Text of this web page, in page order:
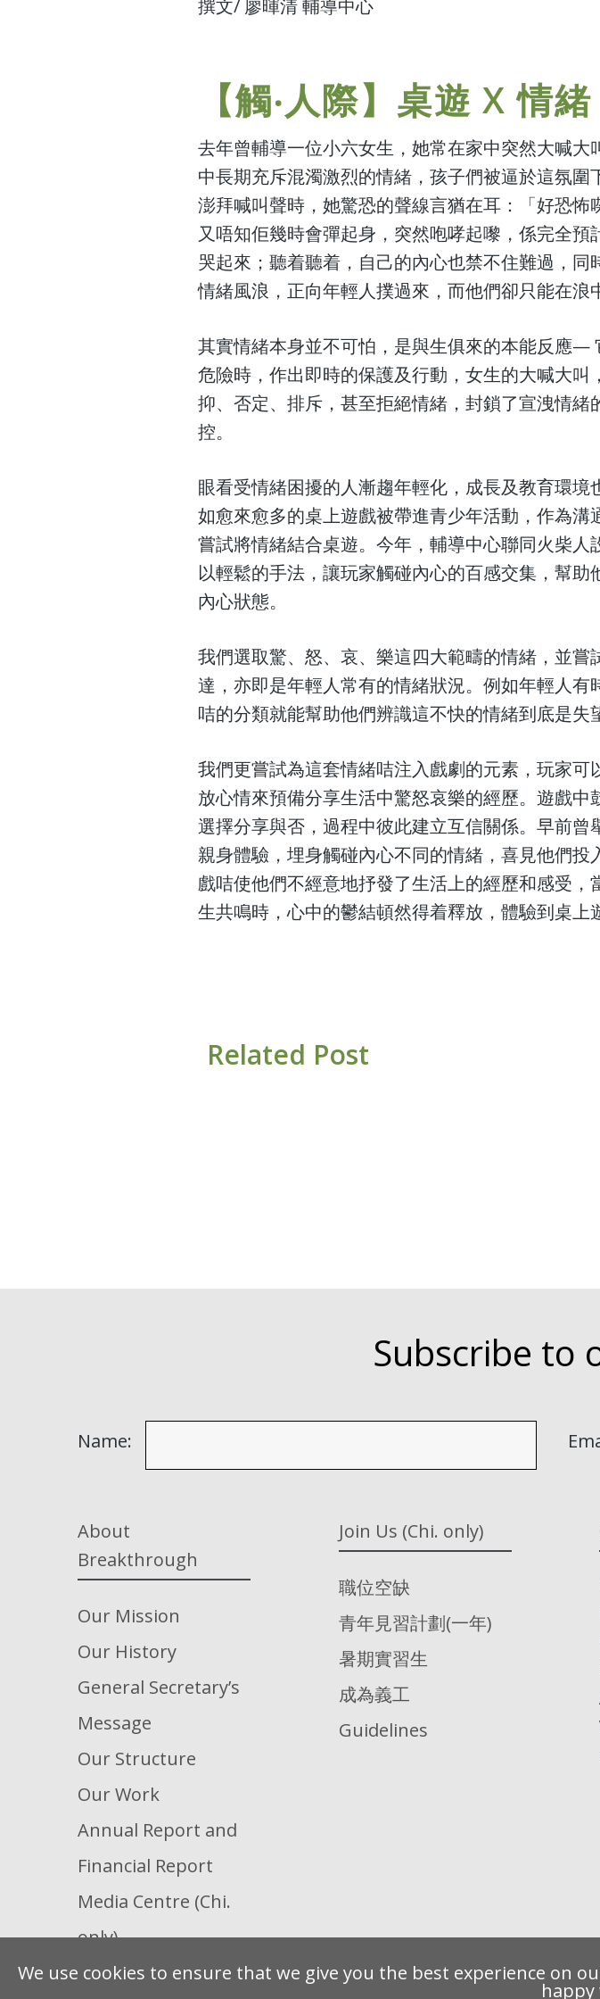
撰文/ 廖暉清 輔導中心
【觸‧人際】桌遊 X 情緒
去年曾輔導一位小六女生，她常在家中突然大喊
中長期充斥混濁激烈的情緒，孩子們被逼於這氛
澎拜喊叫聲時，她驚恐的聲線言猶在耳：「好恐
又唔知佢幾時會彈起身，突然咆哮起嚟，係完全
哭起來；聽着聽着，自己的內心也禁不住難過，
情緒風浪，正向年輕人撲過來，而他們卻只能在浪
其實情緒本身並不可怕，是與生俱來的本能反應—
危險時，作出即時的保護及行動，女生的大喊大
抑、否定、排斥，甚至拒絕情緒，封鎖了宣洩情
控。
眼看受情緒困擾的人漸趨年輕化，成長及教育環
如愈來愈多的桌上遊戲被帶進青少年活動，作為
嘗試將情緒結合桌遊。今年，輔導中心聯同火柴
以輕鬆的手法，讓玩家觸碰內心的百感交集，幫
內心狀態。
我們選取驚、怒、哀、樂這四大範疇的情緒，並
達，亦即是年輕人常有的情緒狀況。例如年輕人
咭的分類就能幫助他們辨識這不快的情緒到底是失
我們更嘗試為這套情緒咭注入戲劇的元素，玩家
放心情來預備分享生活中驚怒哀樂的經歷。遊戲
選擇分享與否，過程中彼此建立互信關係。早前
親身體驗，埋身觸碰內心不同的情緒，喜見他們
戲咭使他們不經意地抒發了生活上的經歷和感受
生共鳴時，心中的鬱結頓然得着釋放，體驗到桌上
Related Post
Subscribe to
Name:
About
Breakthrough
Our Mission
Our History
General Secretary’s
Message
Our Structure
Our Work
Annual Report and
Financial Report
Media Centre (Chi.
only)
Our Partners
Join Us (Chi. only)
職位空缺
青年見習計劃(一年)
暑期實習生
成為義工
Guidelines
We use cookies to ensure that we give you the best experience on